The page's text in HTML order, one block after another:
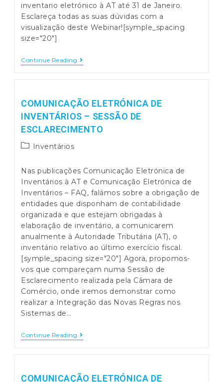
inventario eletrónico à AT até 31 de Janeiro.
Esclareça todas as suas dúvidas com a
visualização deste Webinar![symple_spacing
size="20"]
Continue Reading É
Como
Submeter
O
Seu
Inventário
Este
Vídeo!
COMUNICAÇÃO ELETRÓNICA DE
INVENTÁRIOS – SESSÃO DE
ESCLARECIMENTO
PostInventários
Nas publicações Comunicação Eletrónica de
Inventários à AT e Comunicação Eletrónica de
Inventários – FAQ, falámos sobre a obrigação de
entidades que disponham de contabilidade
organizada e que estejam obrigadas à
elaboração de inventário, a comunicarem
anualmente à Autoridade Tributária (AT), o
inventário relativo ao último exercício fiscal.
[symple_spacing size="20"] Agora, propomos-
vos que compareçam numa Sessão de
Esclarecimento realizada pela Câmara de
Comércio, onde iremos demonstrar como
realizar a Integração das Novas Regras nos
Sistemas de…
Continue Reading Comunicação
Sessão
COMUNICAÇÃO ELETRÓNICA DE